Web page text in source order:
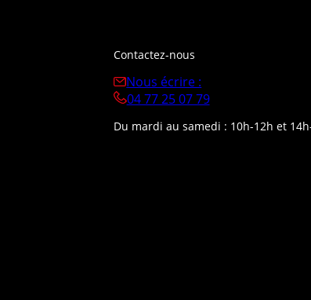
Contactez-nous
Nous écrire :
04 77 25 07 79
Du mardi au samedi : 10h-12h et